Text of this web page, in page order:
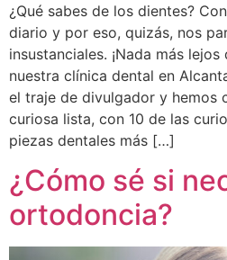
¿Qué sabes de los dientes?
diario y por eso, quizás, nos
insustanciales. ¡Nada más
nuestra clínica dental en
el traje de divulgador y hemos
curiosa lista, con 10 de las
piezas dentales más […]
¿Cómo sé si
ortodoncia?